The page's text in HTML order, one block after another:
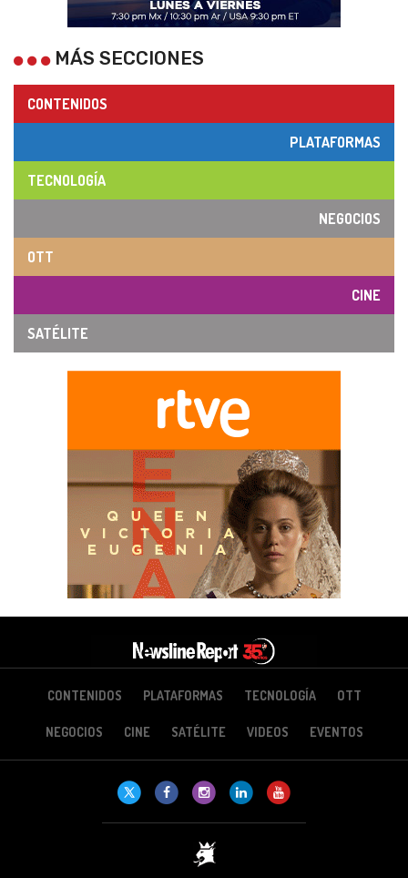
MÁS SECCIONES
CONTENIDOS
PLATAFORMAS
TECNOLOGÍA
NEGOCIOS
OTT
CINE
SATÉLITE
CONTENIDOS PLATAFORMAS TECNOLOGÍA OTT
NEGOCIOS CINE SATÉLITE VIDEOS EVENTOS